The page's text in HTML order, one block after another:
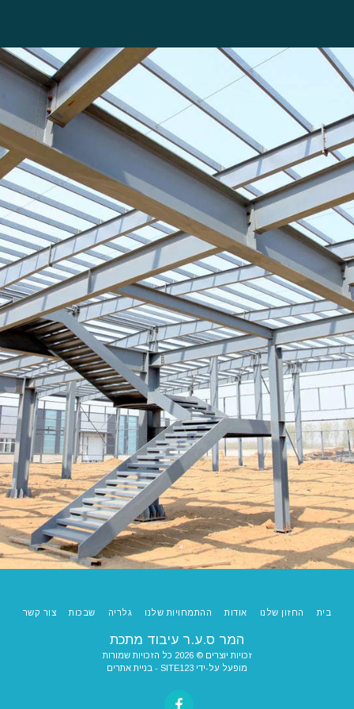
המר ס.ע.ר עיבוד מתכת
זכויות יוצרים © 2026 כל הזכויות שמורות
מופעל על-ידי SITE123
- בניית אתרים
בית החזון שלנו אודות ההתמחויות שלנו גלריה שבכות צור קשר